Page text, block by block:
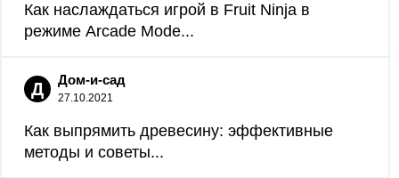
Как наслаждаться игрой в Fruit Ninja в
режиме Arcade Mode...
Д Дом-и-сад
27.10.2021
Как выпрямить древесину: эффективные
методы и советы...